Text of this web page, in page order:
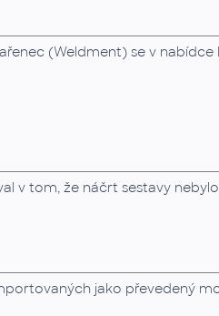
(Weldment) se v
v tom, že náčrt sestavy
jako převedený